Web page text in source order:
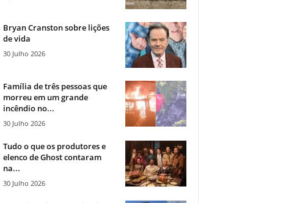
Bryan Cranston sobre lições
de vida
30 Julho 2026
Família de três pessoas que
morreu em um grande
incêndio no...
30 Julho 2026
Tudo o que os produtores e
elenco de Ghost contaram
na...
30 Julho 2026